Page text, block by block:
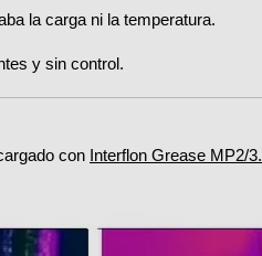
la carga ni la temperatura.
y sin control.
con Interflon Grease MP2/3.